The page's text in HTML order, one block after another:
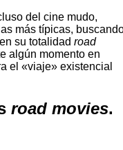
del cine mudo,
más típicas,
su totalidadroad
algún momento en
el «viaje» existencial
road movies.